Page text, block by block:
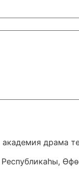
драма